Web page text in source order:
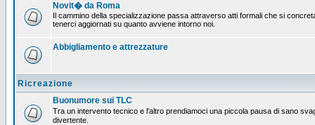
Novit� da Roma
Il cammino della specializzazione passa attraverso atti formali che si
tenerci aggiornati su quanto avviene intorno noi.
Abbigliamento e attrezzature
Ricreazione
Buonumore sui TLC
Tra un intervento tecnico e l'altro prendiamoci una piccola pausa di sano
divertente.